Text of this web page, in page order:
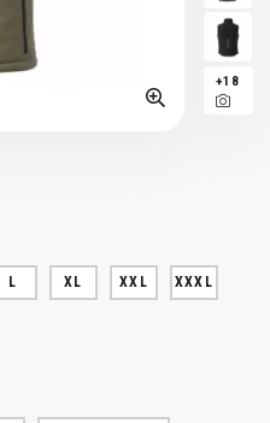
+18
L XL XXL XXXL